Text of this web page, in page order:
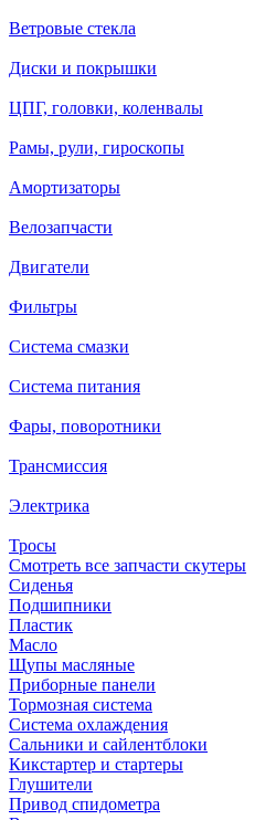
Ветровые стекла
Диски и покрышки
ЦПГ, головки, коленвалы
Рамы, рули, гироскопы
Амортизаторы
Велозапчасти
Двигатели
Фильтры
Система смазки
Система питания
Фары, поворотники
Трансмиссия
Электрика
Тросы
Смотреть все запчасти скутеры
Сиденья
Подшипники
Пластик
Масло
Щупы масляные
Приборные панели
Тормозная система
Система охлаждения
Сальники и сайлентблоки
Кикстартер и стартеры
Глушители
Привод спидометра